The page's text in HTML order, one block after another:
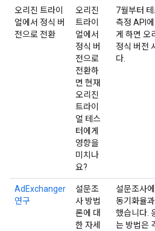
오리진 트라이
얼에서 정식 버
전으로 전환
오리진
트라이
얼에서
정식 버
전으로
전환하
면 현재
오리진
트라이
얼 테스
터에게
영향을
미치나
요?
7월부터
측정 API
게 하면 오
정식 버전
다.
AdExchanger
연구
설문조
사 방법
론에 대
한 자세
설문조사
동기화율
했습니다.
는 방법은